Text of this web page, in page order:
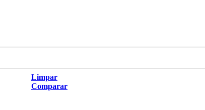
Limpar
Comparar